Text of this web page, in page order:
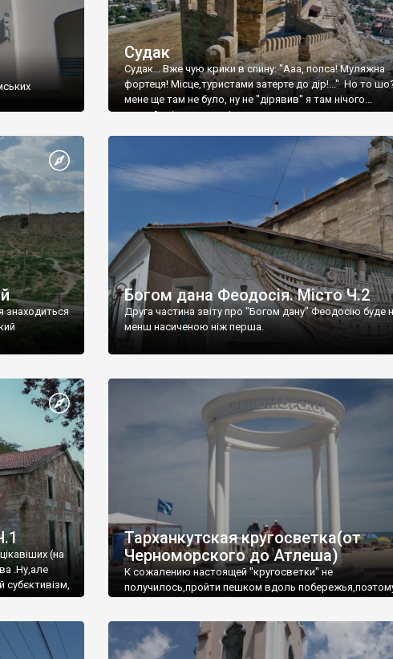
Судак
Судак... Вже чую крики в спину: "Ааа, попса! Муляжна
фортеця! Місце,туристами затерте до дір!..." Но то
мене ще там не було, ну не "дірявив" я там нічого...
принаймні до цього літа.
знаходиться
Богом дана Феодосія. Місто Ч.2
Друга частина звіту про "Богом дану" Феодосію буде
менш насиченою ніж перша.
(на
.Ну,але
субєктивізм,
Тарханкутская кругосветка(от
Черноморского до Атлеша)
К сожалению настоящей "кругосветки" не
получилось,пройти пешком вдоль